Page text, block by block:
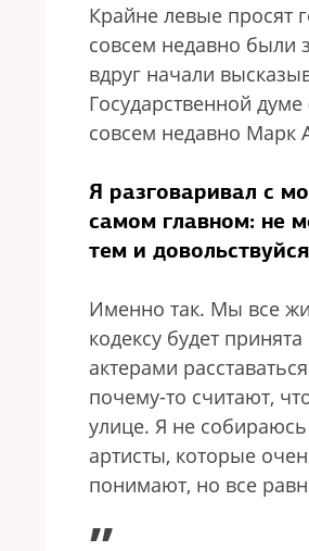
Крайне левые просят
совсем недавно были
вдруг начали
Государственной
совсем недавно Марк
Я разговаривал с
самом главном: не
тем и
Именно так. Мы все
кодексу будет
актерами
почему-то считают,
улице. Я не
артисты, которые
понимают, но все
„